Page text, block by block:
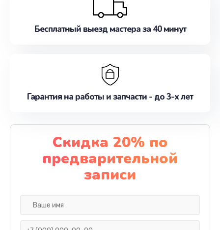
Бесплатный выезд мастера за 40 минут
Гарантия на работы и запчасти - до 3-х лет
Скидка 20% по
предварительной
записи